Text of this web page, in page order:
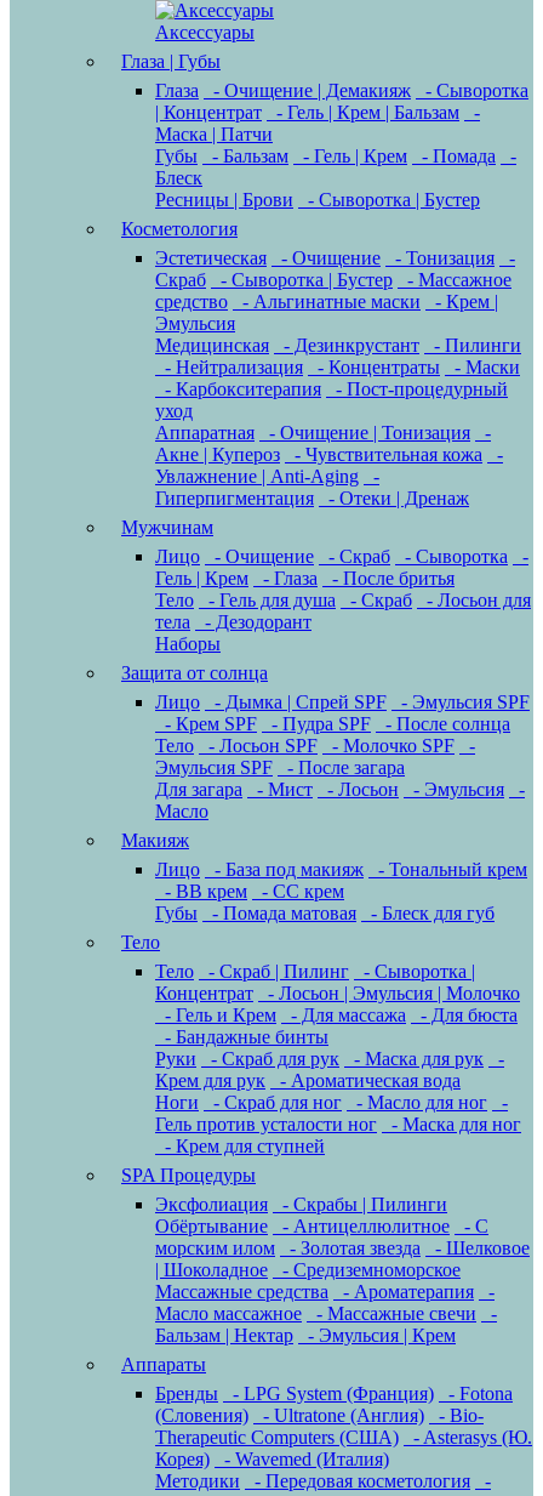
Аксессуары
Глаза | Губы
Глаза
- Очищение | Демакияж
- Сыворотка
| Концентрат
- Гель | Крем | Бальзам
-
Маска | Патчи
Губы
- Бальзам - Гель | Крем - Помада
-
Блеск
Ресницы | Брови
- Сыворотка | Бустер
Косметология
Эстетическая
- Очищение - Тонизация
-
Скраб
- Сыворотка | Бустер
- Массажное
средство
- Альгинатные маски
- Крем |
Эмульсия
Медицинская
- Дезинкрустант
- Пилинги
- Нейтрализация
- Концентраты
- Маски
- Карбокситерапия
- Пост-процедурный
уход
Аппаратная
- Очищение | Тонизация
-
Акне | Купероз
- Чувствительная кожа
-
Увлажнение | Anti-Aging
-
Гиперпигментация
- Отеки | Дренаж
Мужчинам
Лицо
- Очищение - Скраб - Сыворотка
-
Гель | Крем
- Глаза
- После бритья
Тело
- Гель для душа - Скраб
- Лосьон для
тела
- Дезодорант
Наборы
Защита от солнца
Лицо
- Дымка | Спрей SPF
- Эмульсия SPF
- Крем SPF
- Пудра SPF
- После солнца
Тело
- Лосьон SPF - Молочко SPF
-
Эмульсия SPF
- После загара
Для загара
- Мист - Лосьон - Эмульсия
-
Масло
Макияж
Лицо
- База под макияж
- Тональный крем
- BB крем
- CC крем
Губы
- Помада матовая
- Блеск для губ
Тело
Тело
- Скраб | Пилинг
- Сыворотка |
Концентрат
- Лосьон | Эмульсия | Молочко
- Гель и Крем
- Для массажа
- Для бюста
- Бандажные бинты
Руки
- Скраб для рук - Маска для рук
-
Крем для рук
- Ароматическая вода
Ноги
- Скраб для ног - Масло для ног
-
Гель против усталости ног
- Маска для ног
- Крем для ступней
SPA Процедуры
Эксфолиация
- Скрабы | Пилинги
Обёртывание
- Антицеллюлитное
- С
морским илом
- Золотая звезда
- Шелковое
| Шоколадное
- Средиземноморское
Массажные средства
- Ароматерапия
-
Масло массажное
- Массажные свечи
-
Бальзам | Нектар
- Эмульсия | Крем
Аппараты
Бренды
- LPG System (Франция)
- Fotona
(Словения)
- Ultratone (Англия)
- Bio-
Therapeutic Computers (США)
- Asterasys (Ю.
Корея)
- Wavemed (Италия)
Методики
- Передовая косметология
-